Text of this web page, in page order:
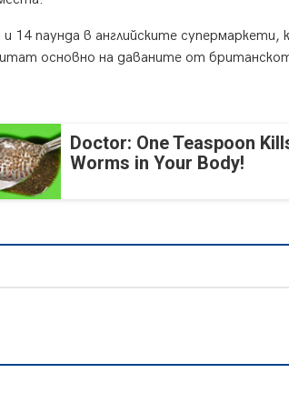
паунда в английските супермаркети,
основно на даваните от
Doctor: One Teaspoon
Worms in Your Body!